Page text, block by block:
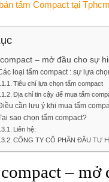
– mở đầu cho sự
loại tấm compact : sự lựa
Tiêu chí lựa chọn tấm compact
Địa chỉ tin cậy để mua tấm
cần lưu ý khi mua tấm
sao chọn tấm compact?
Liên hệ:
CÔNG TY CỔ PHẦN ĐẦU TƯ
– mở